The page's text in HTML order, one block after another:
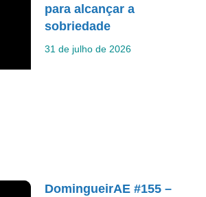
para alcançar a
sobriedade
31 de julho de 2026
DomingueirAE #155 –